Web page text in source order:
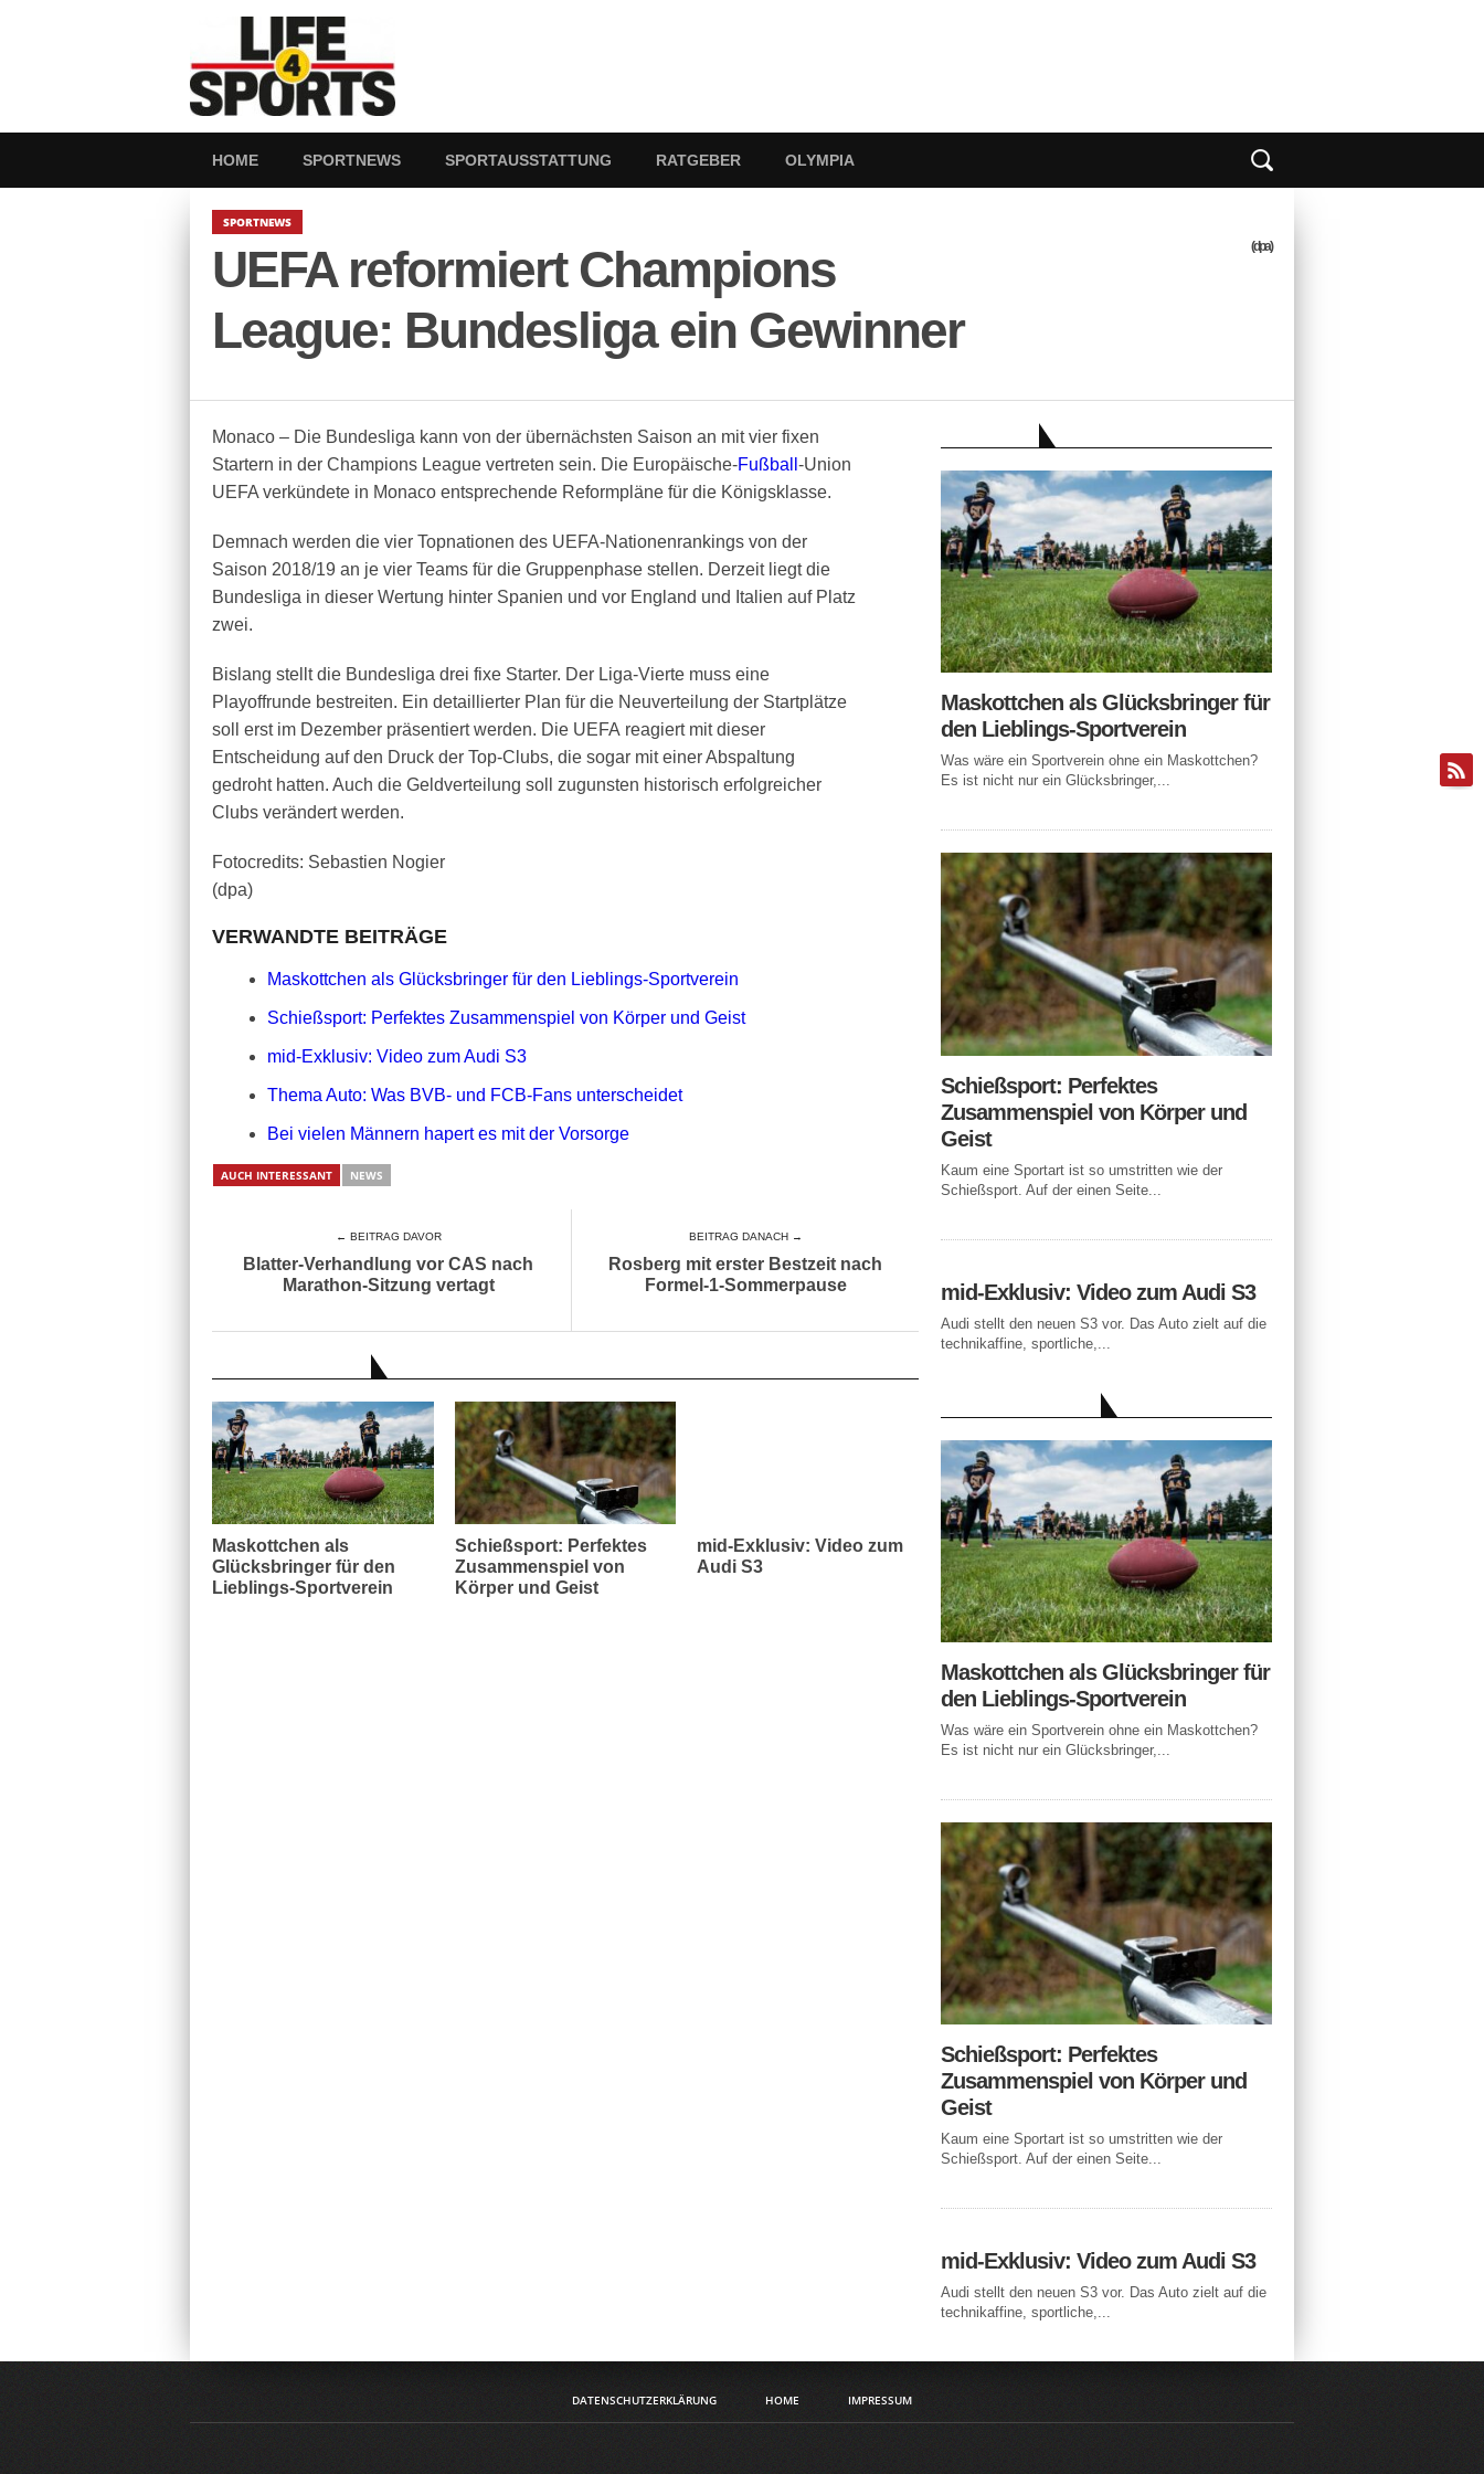
HOME SPORTNEWS SPORTAUSSTATTUNG RATGEBER OLYMPIA
SPORTNEWS
UEFA reformiert Champions
League: Bundesliga ein Gewinner
(dpa)
Monaco – Die Bundesliga kann von der übernächsten Saison an mit vier fixen
Startern in der Champions League vertreten sein. Die Europäische-Fußball -Union
UEFA verkündete in Monaco entsprechende Reformpläne für die Königsklasse.
Demnach werden die vier Topnationen des UEFA-Nationenrankings von der
Saison 2018/19 an je vier Teams für die Gruppenphase stellen. Derzeit liegt die
Bundesliga in dieser Wertung hinter Spanien und vor England und Italien auf Platz
zwei.
Bislang stellt die Bundesliga drei fixe Starter. Der Liga-Vierte muss eine
Playoffrunde bestreiten. Ein detaillierter Plan für die Neuverteilung der Startplätze
soll erst im Dezember präsentiert werden. Die UEFA reagiert mit dieser
Entscheidung auf den Druck der Top-Clubs, die sogar mit einer Abspaltung
gedroht hatten. Auch die Geldverteilung soll zugunsten historisch erfolgreicher
Clubs verändert werden.
Fotocredits: Sebastien Nogier
(dpa)
VERWANDTE BEITRÄGE
Maskottchen als Glücksbringer für den Lieblings-Sportverein
Schießsport: Perfektes Zusammenspiel von Körper und Geist
mid-Exklusiv: Video zum Audi S3
Thema Auto: Was BVB- und FCB-Fans unterscheidet
Bei vielen Männern hapert es mit der Vorsorge
AUCH INTERESSANT NEWS
← BEITRAG DAVOR
Blatter-Verhandlung vor CAS nach
Marathon-Sitzung vertagt
BEITRAG DANACH →
Rosberg mit erster Bestzeit nach
Formel-1-Sommerpause
Maskottchen als
Glücksbringer für den
Lieblings-Sportverein
Schießsport: Perfektes
Zusammenspiel von
Körper und Geist
mid-Exklusiv: Video zum
Audi S3
Maskottchen als Glücksbringer für
den Lieblings-Sportverein
Was wäre ein Sportverein ohne ein Maskottchen?
Es ist nicht nur ein Glücksbringer,...
Schießsport: Perfektes
Zusammenspiel von Körper und
Geist
Kaum eine Sportart ist so umstritten wie der
Schießsport. Auf der einen Seite...
mid-Exklusiv: Video zum Audi S3
Audi stellt den neuen S3 vor. Das Auto zielt auf die
technikaffine, sportliche,...
Maskottchen als Glücksbringer für
den Lieblings-Sportverein
Was wäre ein Sportverein ohne ein Maskottchen?
Es ist nicht nur ein Glücksbringer,...
Schießsport: Perfektes
Zusammenspiel von Körper und
Geist
Kaum eine Sportart ist so umstritten wie der
Schießsport. Auf der einen Seite...
mid-Exklusiv: Video zum Audi S3
Audi stellt den neuen S3 vor. Das Auto zielt auf die
technikaffine, sportliche,...
DATENSCHUTZERKLÄRUNG HOME IMPRESSUM